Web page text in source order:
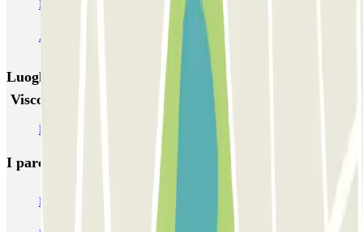
Inspira Santa Marta SABA Praça do Município
Airpark - Valet - Aeroporto Lisboa - indoor
Luoghi ed eventi che potrebbero interessarti vicino a
Visconde de Santarém
Parcheggi all’Aeroporto di Lisbona Humberto Delgado (LIS)
I parcheggi più prenotati
Parcheggio Venezia Parcheggio Piazzale Roma Venezia